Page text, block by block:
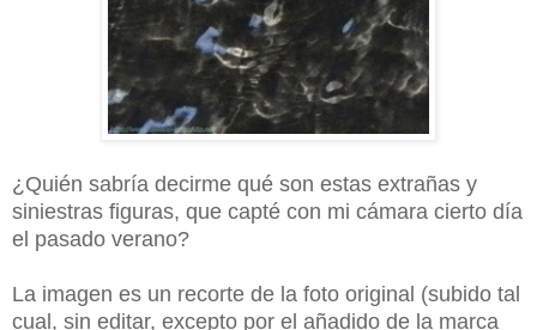
¿Quién sabría decirme qué son estas extrañas y
siniestras figuras, que capté con mi cámara cierto día
el pasado verano?
La imagen es un recorte de la foto original (subido tal
cual, sin editar, excepto por el añadido de la marca